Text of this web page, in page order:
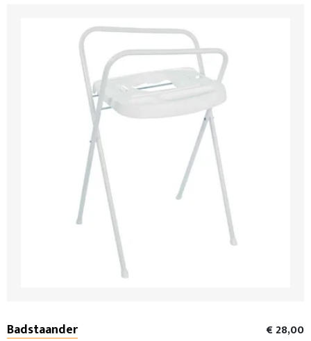
Badstaander
€ 28,00